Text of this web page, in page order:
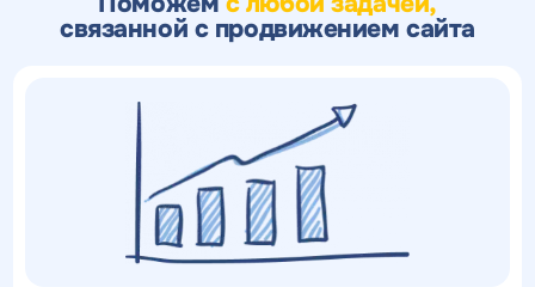
связанной с продвижением сайта